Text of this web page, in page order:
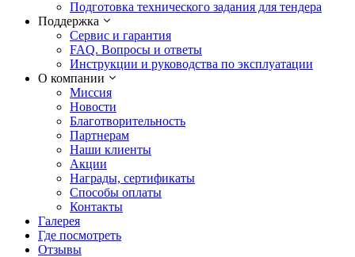
Подготовка технического задания для тендера
Поддержка
Сервис и гарантия
FAQ. Вопросы и ответы
Инструкции и руководства по эксплуатации
О компании
Миссия
Новости
Благотворительность
Партнерам
Наши клиенты
Акции
Награды, сертификаты
Способы оплаты
Контакты
Галерея
Где посмотреть
Отзывы